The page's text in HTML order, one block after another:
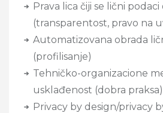
Prava lica čiji se lični
(transparentost, pravo na
Automatizovana obrada
(profilisanje)
Tehničko-organizacione
usklađenost (dobra praksa)
Privacy by design/privacy